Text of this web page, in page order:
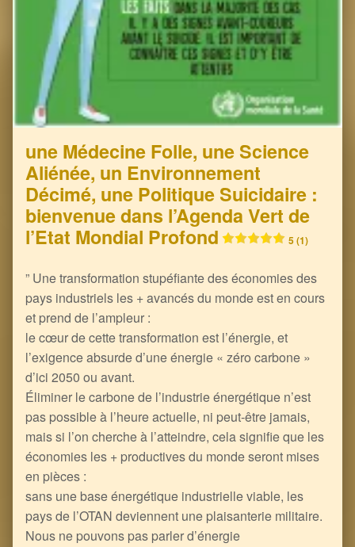
une Médecine Folle, une Science
Aliénée, un Environnement
Décimé, une Politique Suicidaire :
bienvenue dans l’Agenda Vert de
l’Etat Mondial Profond
5 (1)
” Une transformation stupéfiante des économies des
pays industriels les + avancés du monde est en cours
et prend de l’ampleur :
le cœur de cette transformation est l’énergie, et
l’exigence absurde d’une énergie « zéro carbone »
d’ici 2050 ou avant.
Éliminer le carbone de l’industrie énergétique n’est
pas possible à l’heure actuelle, ni peut-être jamais,
mais si l’on cherche à l’atteindre, cela signifie que les
économies les + productives du monde seront mises
en pièces :
sans une base énergétique industrielle viable, les
pays de l’OTAN deviennent une plaisanterie militaire.
Nous ne pouvons pas parler d’énergie